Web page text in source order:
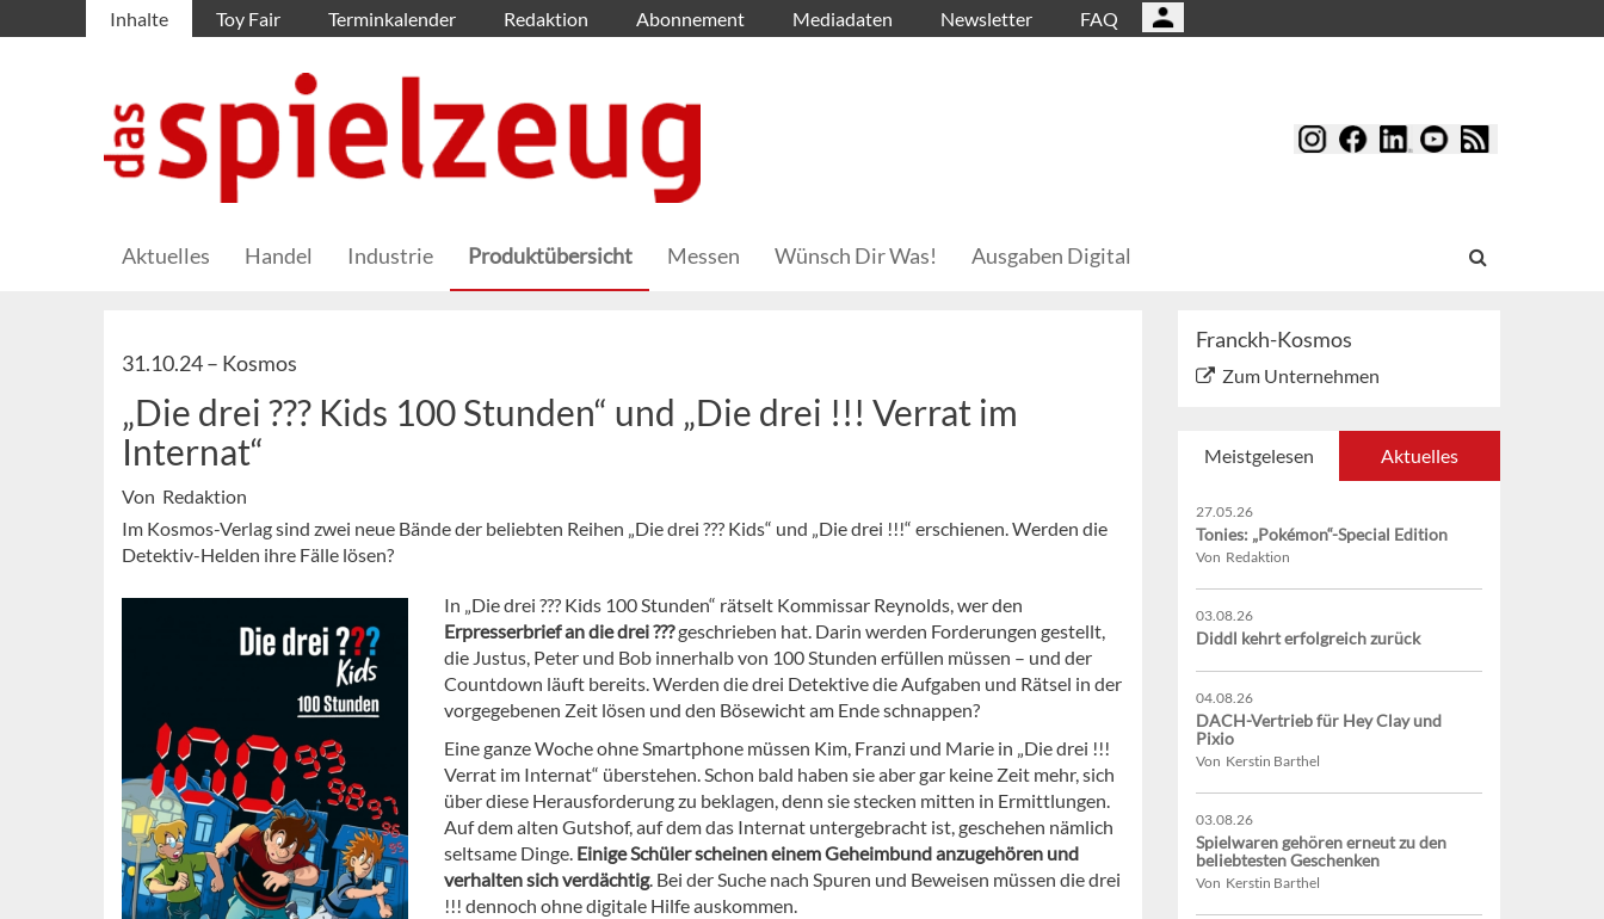
Inhalte Toy Fair Terminkalender Redaktion Abonnement Mediadaten Newsletter FAQ
Aktuelles Handel Industrie Produktübersicht Messen Wünsch Dir Was! Ausgaben Digital
31.10.24 – Kosmos
„Die drei ??? Kids 100 Stunden“ und „Die drei !!! Verrat im
Internat“
Von Redaktion
Im Kosmos-Verlag sind zwei neue Bände der beliebten Reihen „Die drei ??? Kids“ und „Die drei !!!“ erschienen. Werden die
Detektiv-Helden ihre Fälle lösen?
In „Die drei ??? Kids 100 Stunden“ rätselt Kommissar Reynolds, wer den
Erpresserbrief an die drei ???geschrieben hat. Darin werden Forderungen gestellt,
die Justus, Peter und Bob innerhalb von 100 Stunden erfüllen müssen – und der
Countdown läuft bereits. Werden die drei Detektive die Aufgaben und Rätsel in der
vorgegebenen Zeit lösen und den Bösewicht am Ende schnappen?
Eine ganze Woche ohne Smartphone müssen Kim, Franzi und Marie in „Die drei !!!
Verrat im Internat“ überstehen. Schon bald haben sie aber gar keine Zeit mehr, sich
über diese Herausforderung zu beklagen, denn sie stecken mitten in Ermittlungen.
Auf dem alten Gutshof, auf dem das Internat untergebracht ist, geschehen nämlich
seltsame Dinge. Einige Schüler scheinen einem Geheimbund anzugehören und
verhalten sich verdächtig. Bei der Suche nach Spuren und Beweisen müssen die drei
!!! dennoch ohne digitale Hilfe auskommen.
Franckh-Kosmos
Zum Unternehmen
Meistgelesen Aktuelles
27.05.26
Tonies: „Pokémon“-Special Edition
Von Redaktion
03.08.26
Diddl kehrt erfolgreich zurück
04.08.26
DACH-Vertrieb für Hey Clay und
Pixio
Von Kerstin Barthel
03.08.26
Spielwaren gehören erneut zu den
beliebtesten Geschenken
Von Kerstin Barthel